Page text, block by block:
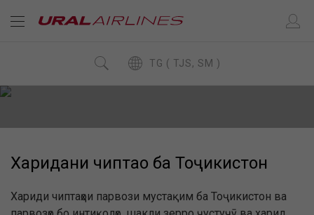
TG ( TJS, SM )
Харидани чиптаҳо ба Тоҷикистон
Хариди чиптаҳои парвози мустақим ба Тоҷикистон ва